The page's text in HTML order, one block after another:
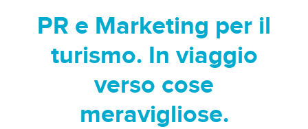
PR e Marketing per il
turismo. In viaggio
verso cose
meravigliose.